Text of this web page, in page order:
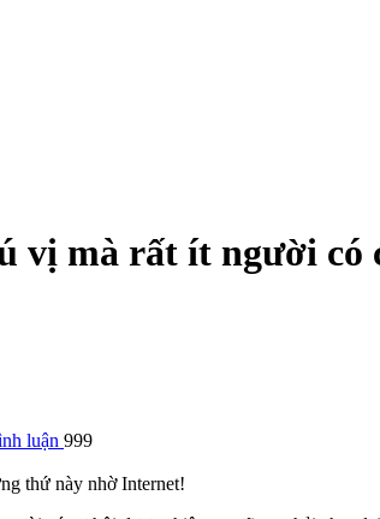
vị mà rất ít người có
luận 999
thứ này nhờ Internet!